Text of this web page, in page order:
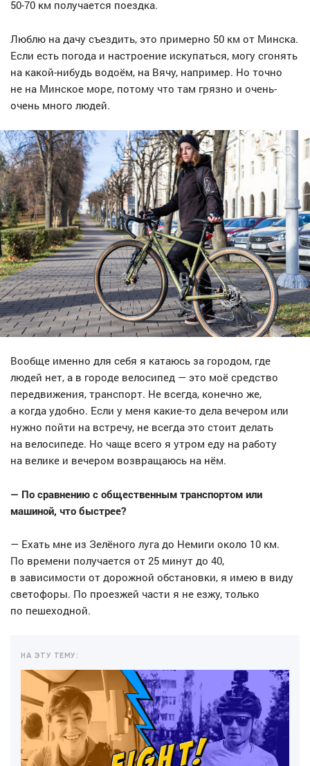
50-70 км получается поездка.
Люблю на дачу съездить, это примерно 50 км от Минска.
Если есть погода и настроение искупаться, могу сгонять
на какой-нибудь водоём, на Вячу, например. Но точно
не на Минское море, потому что там грязно и очень-
очень много людей.
Вообще именно для себя я катаюсь за городом, где
людей нет, а в городе велосипед — это моё средство
передвижения, транспорт. Не всегда, конечно же,
а когда удобно. Если у меня какие-то дела вечером или
нужно пойти на встречу, не всегда это стоит делать
на велосипеде. Но чаще всего я утром еду на работу
на велике и вечером возвращаюсь на нём.
— По сравнению с общественным транспортом или
машиной, что быстрее?
— Ехать мне из Зелёного луга до Немиги около 10 км.
По времени получается от 25 минут до 40,
в зависимости от дорожной обстановки, я имею в виду
светофоры. По проезжей части я не езжу, только
по пешеходной.
НА ЭТУ ТЕМУ: